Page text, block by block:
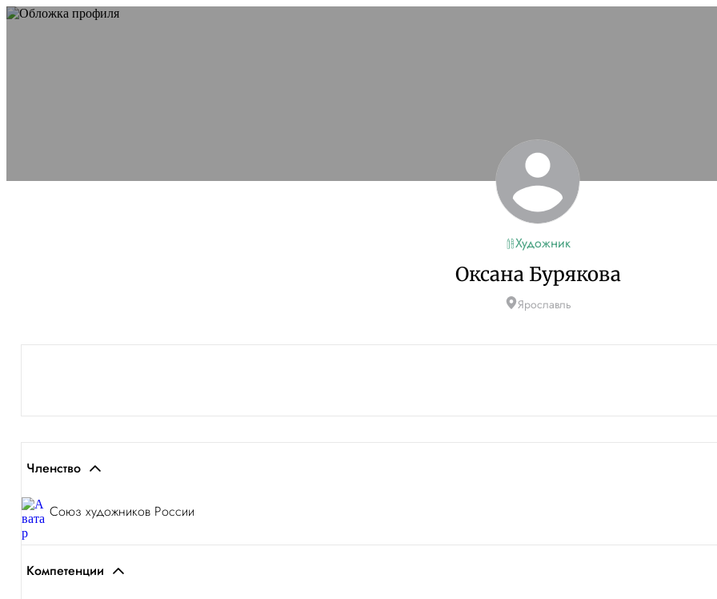
Художник
Оксана Бурякова
Ярославль
Членство
Союз художников России
Компетенции